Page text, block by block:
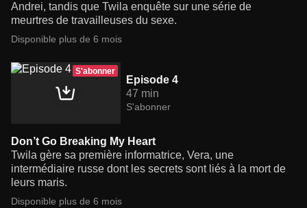
Andrei, tandis que Twila enquête sur une série de
meurtres de travailleuses du sexe.
Disponible plus de 6 mois
S'abonner
Episode 4
47 min
S'abonner
Don’t Go Breaking My Heart
Twila gère sa première informatrice, Vera, une
intermédiaire russe dont les secrets sont liés à la mort de
leurs maris.
Disponible plus de 6 mois